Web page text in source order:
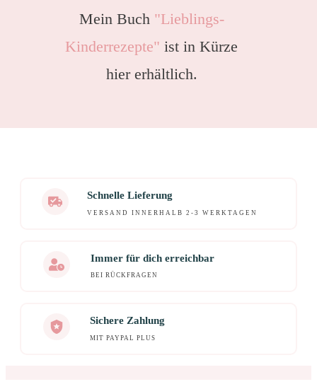
Mein Buch "Lieblings-
Kinderrezepte" ist in Kürze
hier erhältlich.
Schnelle Lieferung
VERSAND INNERHALB 2-3 WERKTAGEN
Immer für dich erreichbar
BEI RÜCKFRAGEN
Sichere Zahlung
MIT PAYPAL PLUS